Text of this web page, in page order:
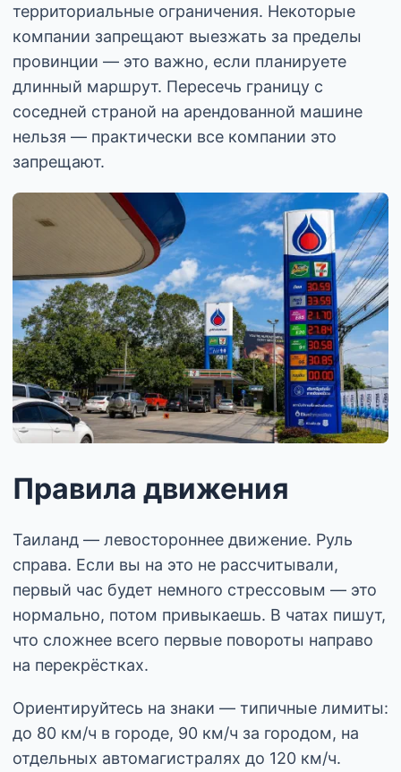
территориальные ограничения. Некоторые
компании запрещают выезжать за пределы
провинции — это важно, если планируете
длинный маршрут. Пересечь границу с
соседней страной на арендованной машине
нельзя — практически все компании это
запрещают.
Правила движения
Таиланд — левостороннее движение. Руль
справа. Если вы на это не рассчитывали,
первый час будет немного стрессовым — это
нормально, потом привыкаешь. В чатах пишут,
что сложнее всего первые повороты направо
на перекрёстках.
Ориентируйтесь на знаки — типичные лимиты:
до 80 км/ч в городе, 90 км/ч за городом, на
отдельных автомагистралях до 120 км/ч.